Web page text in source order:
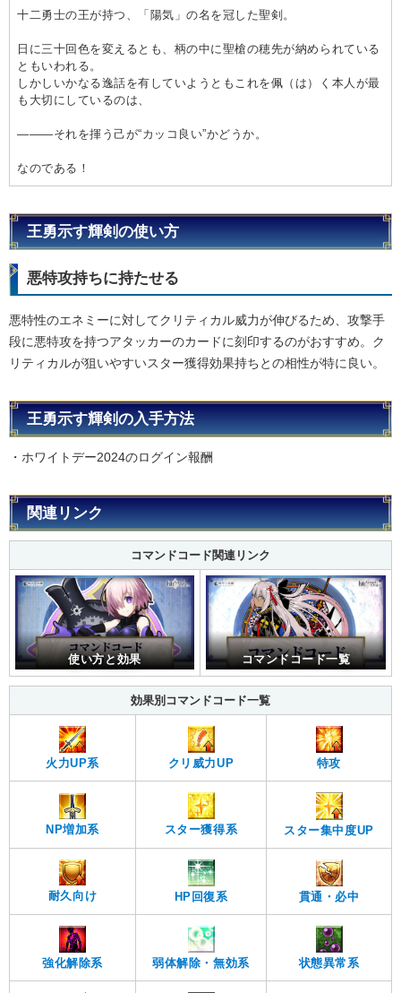
十二勇士の王が持つ、「陽気」の名を冠した聖剣。
日に三十回色を変えるとも、柄の中に聖槍の穂先が納められている
ともいわれる。
しかしいかなる逸話を有していようともこれを佩（は）く本人が最
も大切にしているのは、
―――それを揮う己が“カッコ良い”かどうか。
なのである！
王勇示す輝剣の使い方
悪特攻持ちに持たせる
悪特性のエネミーに対してクリティカル威力が伸びるため、攻撃手
段に悪特攻を持つアタッカーのカードに刻印するのがおすすめ。ク
リティカルが狙いやすいスター獲得効果持ちとの相性が特に良い。
王勇示す輝剣の入手方法
・ホワイトデー2024のログイン報酬
関連リンク
コマンドコード関連リンク
使い方と効果 コマンドコード一覧
効果別コマンドコード一覧
火力UP系 クリ威力UP 特攻
NP増加系 スター獲得系 スター集中度UP
耐久向け HP回復系 貫通・必中
強化解除系 弱体解除・無効系 状態異常系